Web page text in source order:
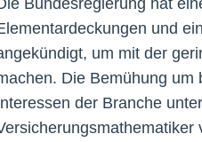
und
um mit der
Die Bemühung um
der Branche